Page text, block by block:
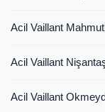
Acil Vaillant
Acil Vaillant
Acil Vaillant